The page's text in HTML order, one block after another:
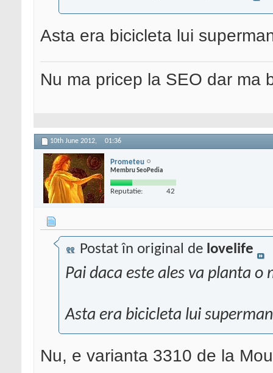
Asta era bicicleta lui
Nu ma pricep la SEO dar ma
10th June 2012, 01:36
Prometeu
Membru SeoPedia
Reputatie: 42
Postat în original de lovelife
Pai daca este ales va planta
Asta era bicicleta lui superman
Nu, e varianta 3310 de la